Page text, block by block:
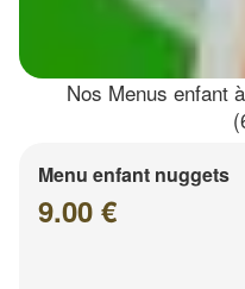
Nos Menus enfant
Menu enfant nuggets
9.00 €